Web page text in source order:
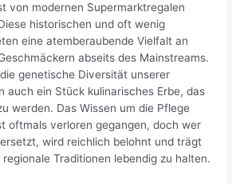
von modernen Supermarktregalen
historischen und oft wenig
eine atemberaubende Vielfalt an
abseits des Mainstreams.
genetische Diversität unserer
auch ein Stück kulinarisches Erbe, das
werden. Das Wissen um die Pflege
oftmals verloren gegangen, doch wer
wird reichlich belohnt und trägt
Traditionen lebendig zu halten.